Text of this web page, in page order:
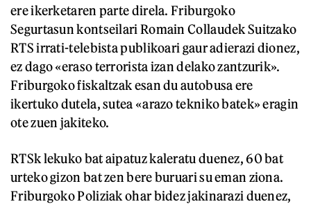
ere ikerketaren parte direla. Friburgoko
Segurtasun kontseilari Romain Collaudek Suitzako
RTS irrati-telebista publikoari gaur adierazi dionez,
ez dago «eraso terrorista izan delako zantzurik».
Friburgoko fiskaltzak esan du autobusa ere
ikertuko dutela, sutea «arazo tekniko batek» eragin
ote zuen jakiteko.
RTSk lekuko bat aipatuz kaleratu duenez, 60 bat
urteko gizon bat zen bere buruari su eman ziona.
Friburgoko Poliziak ohar bidez jakinarazi duenez,